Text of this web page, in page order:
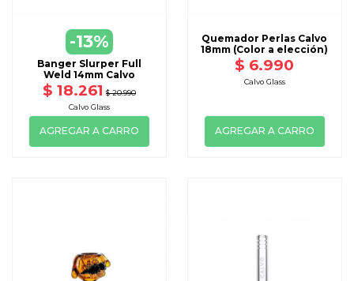
-13%
Banger Slurper Full
Weld 14mm Calvo
$ 18.261 $ 20.990
Calvo Glass
AGREGAR A CARRO
Quemador Perlas Calvo
18mm (Color a elección)
$ 6.990
Calvo Glass
AGREGAR A CARRO